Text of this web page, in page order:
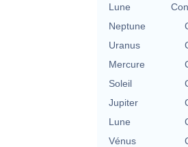
Lune
Neptune
Uranus
Mercure
Soleil
Jupiter
Lune
Vénus